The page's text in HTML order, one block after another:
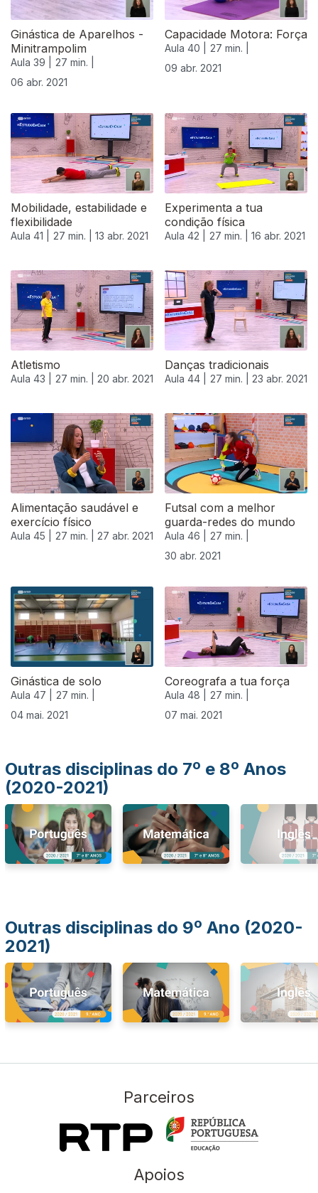
Ginástica de Aparelhos -
Minitrampolim
Aula 39 |
27 min. |
06 abr. 2021
Capacidade Motora: Força
Aula 40 |
27 min. |
09 abr. 2021
Mobilidade, estabilidade e
flexibilidade
Aula 41 | 27 min. | 13 abr. 2021
Experimenta a tua
condição física
Aula 42 | 27 min. | 16 abr. 2021
Atletismo
Aula 43 | 27 min. | 20 abr. 2021
Danças tradicionais
Aula 44 | 27 min. | 23 abr. 2021
Alimentação saudável e
exercício físico
Aula 45 | 27 min. | 27 abr. 2021
Futsal com a melhor
guarda-redes do mundo
Aula 46 |
27 min. |
30 abr. 2021
Ginástica de solo
Aula 47 |
27 min. |
04 mai. 2021
Coreografa a tua força
Aula 48 |
27 min. |
07 mai. 2021
542350
Outras disciplinas do 7º e 8º Anos
(2020-2021)
Outras disciplinas do 9º Ano (2020-
2021)
Parceiros
Apoios